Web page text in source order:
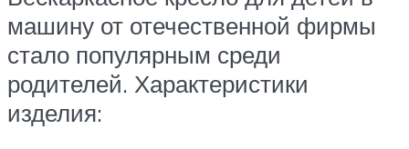
машину от отечественной фирмы
стало популярным среди
родителей. Характеристики
изделия: